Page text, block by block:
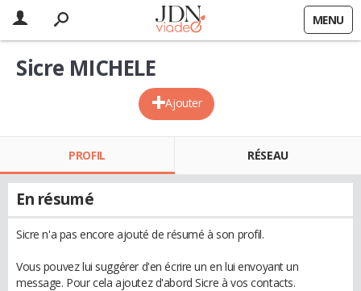
MENU
Ajouter
Sicre MICHELE
PROFIL RÉSEAU
En résumé
Sicre n'a pas encore ajouté de résumé à son profil.
Vous pouvez lui suggérer d'en écrire un en lui envoyant un
message. Pour cela ajoutez d'abord Sicre à vos contacts.